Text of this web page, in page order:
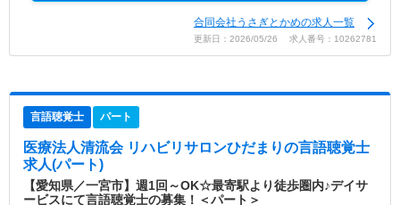
合同会社うさぎとかめの求人一覧
更新日：2026/05/26 求人番号：10262781
言語聴覚士 パート
医療法人清流会 リハビリサロンひだまりの言語聴覚士
求人(パート)
【愛知県／一宮市】週1回～OK☆最寄駅より徒歩圏内♪デイサ
ービスにて言語聴覚士の募集！＜パート＞